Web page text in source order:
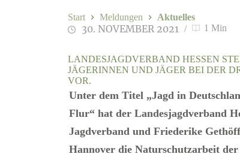
LANDESJAGDVERBAND HESSEN
JÄGERINNEN UND JÄGER BEI DER
VOR.
Unter dem Titel „Jagd in
Flur“ hat der Landesjagdverband
Jagdverband und Friederike
Hannover die Naturschutzarbeit
30. NOVEMBER 2021 1 Min
Start Meldungen Aktuelles